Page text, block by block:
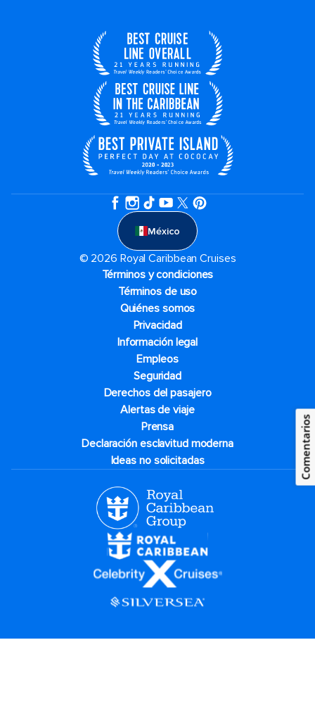
México
© 2026 Royal Caribbean Cruises
Términos y condiciones
Términos de uso
Quiénes somos
Privacidad
Información legal
Empleos
Seguridad
Derechos del pasajero
Alertas de viaje
Prensa
Declaración esclavitud moderna
Ideas no solicitadas
Comentarios